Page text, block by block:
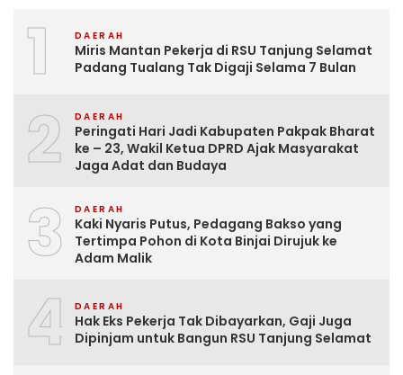
1 DAERAH
Miris Mantan Pekerja di RSU Tanjung Selamat
Padang Tualang Tak Digaji Selama 7 Bulan
2 DAERAH
Peringati Hari Jadi Kabupaten Pakpak Bharat
ke – 23, Wakil Ketua DPRD Ajak Masyarakat
Jaga Adat dan Budaya
3 DAERAH
Kaki Nyaris Putus, Pedagang Bakso yang
Tertimpa Pohon di Kota Binjai Dirujuk ke
Adam Malik
4 DAERAH
Hak Eks Pekerja Tak Dibayarkan, Gaji Juga
Dipinjam untuk Bangun RSU Tanjung Selamat